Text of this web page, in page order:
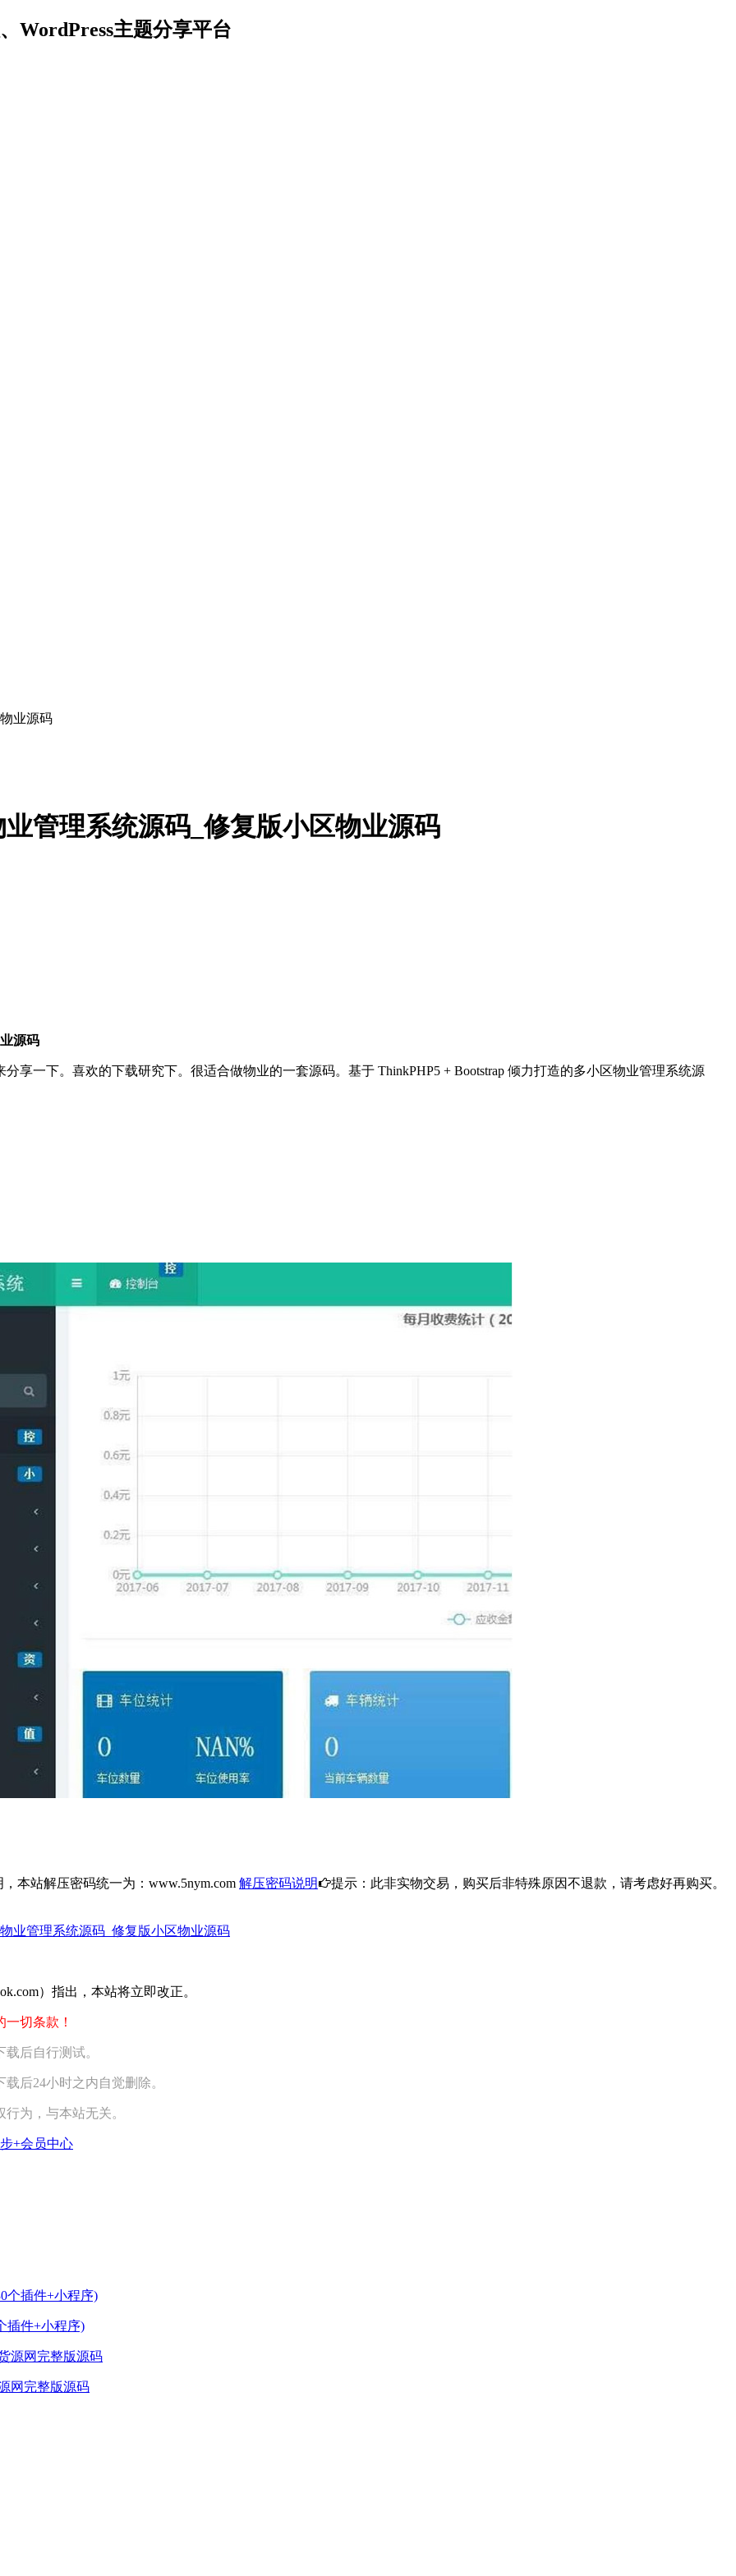
WordPress主题分享平台
管理系统源码_修复版小区物业源码
源码
享一下。喜欢的下载研究下。很适合做物业的一套源码。基于 ThinkPHP5 + Bootstrap 倾力打造的多小区物业管理系统源
本站解压密码统一为：www.5nym.com 解压密码说明 提示：此非实物交易，购买后非特殊原因不退款，请考虑好再购买。
业管理系统源码_修复版小区物业源码
）指出，本站将立即改正。
一切条款！
后自行测试。
后24小时之内自觉删除。
为，与本站无关。
+会员中心
插件+小程序)
网完整版源码